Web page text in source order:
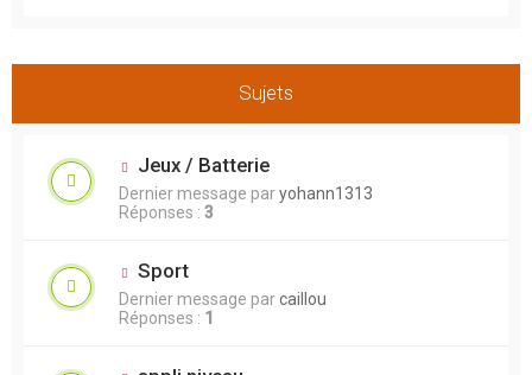
Sujets
Jeux / Batterie
Dernier message paryohann1313
Réponses : 3
Sport
Dernier message parcaillou
Réponses : 1